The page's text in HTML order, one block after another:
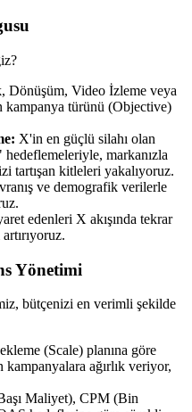
Dönüşüm, Video İzleme veya
türünü (Objective)
X'in en güçlü silahı olan
markanızla
tartışan kitleleri yakalıyoruz.
ve demografik verilerle
edenleri X akışında tekrar
Yönetimi
bütçenizi en verimli şekilde
(Scale) planına göre
ağırlık veriyor,
Maliyet), CPM (Bin